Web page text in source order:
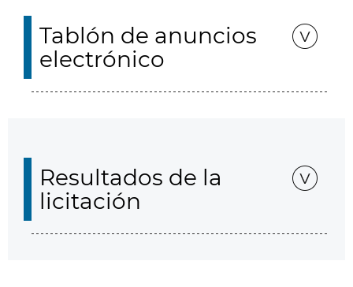
Tablón de anuncios
electrónico
Resultados de la
licitación